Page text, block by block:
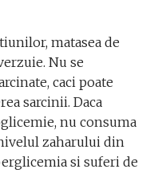
matasea de
Nu se
caci poate
sarcinii. Daca
nu consuma
zaharului din
si suferi de